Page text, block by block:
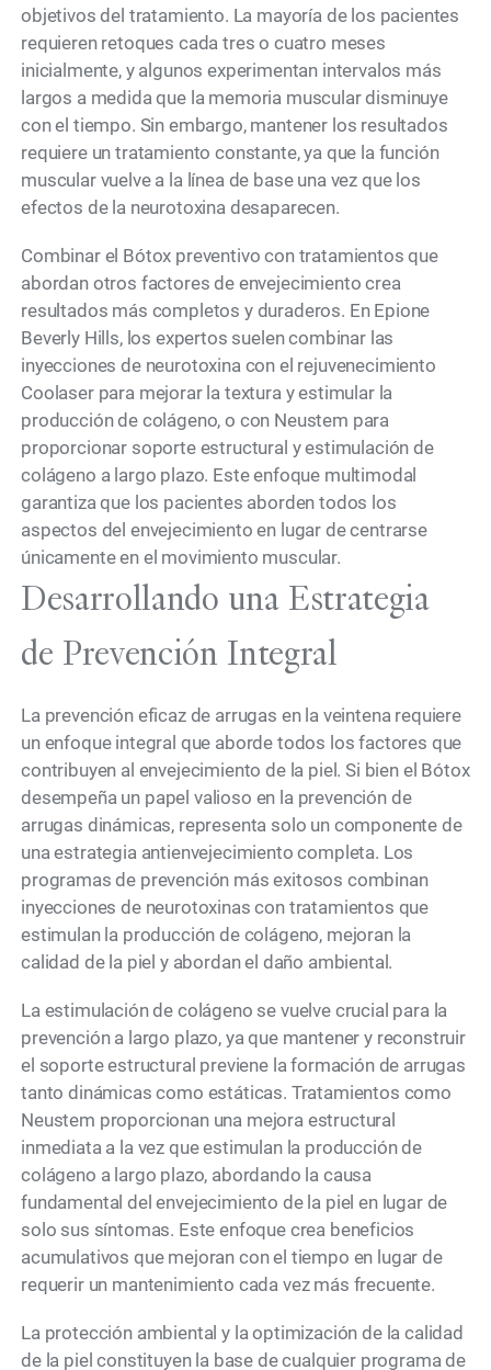
objetivos del tratamiento. La mayoría de los pacientes
requieren retoques cada tres o cuatro meses
inicialmente, y algunos experimentan intervalos más
largos a medida que la memoria muscular disminuye
con el tiempo. Sin embargo, mantener los resultados
requiere un tratamiento constante, ya que la función
muscular vuelve a la línea de base una vez que los
efectos de la neurotoxina desaparecen.
Combinar el Bótox preventivo con tratamientos que
abordan otros factores de envejecimiento crea
resultados más completos y duraderos. En Epione
Beverly Hills, los expertos suelen combinar las
inyecciones de neurotoxina con el rejuvenecimiento
Coolaser para mejorar la textura y estimular la
producción de colágeno, o con Neustem para
proporcionar soporte estructural y estimulación de
colágeno a largo plazo. Este enfoque multimodal
garantiza que los pacientes aborden todos los
aspectos del envejecimiento en lugar de centrarse
únicamente en el movimiento muscular.
Desarrollando una Estrategia
de Prevención Integral
La prevención eficaz de arrugas en la veintena requiere
un enfoque integral que aborde todos los factores que
contribuyen al envejecimiento de la piel. Si bien el Bótox
desempeña un papel valioso en la prevención de
arrugas dinámicas, representa solo un componente de
una estrategia antienvejecimiento completa. Los
programas de prevención más exitosos combinan
inyecciones de neurotoxinas con tratamientos que
estimulan la producción de colágeno, mejoran la
calidad de la piel y abordan el daño ambiental.
La estimulación de colágeno se vuelve crucial para la
prevención a largo plazo, ya que mantener y reconstruir
el soporte estructural previene la formación de arrugas
tanto dinámicas como estáticas. Tratamientos como
Neustem proporcionan una mejora estructural
inmediata a la vez que estimulan la producción de
colágeno a largo plazo, abordando la causa
fundamental del envejecimiento de la piel en lugar de
solo sus síntomas. Este enfoque crea beneficios
acumulativos que mejoran con el tiempo en lugar de
requerir un mantenimiento cada vez más frecuente.
La protección ambiental y la optimización de la calidad
de la piel constituyen la base de cualquier programa de